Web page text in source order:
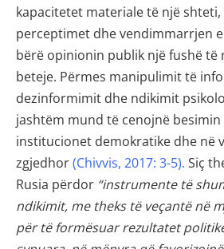
kapacitetet materiale të një
perceptimet dhe vendimmarrjen
bërë opinionin publik një fushë të
beteje. Përmes manipulimit të
dezinformimit dhe ndikimit
jashtëm mund të cenojnë
institucionet demokratike dhe në
zgjedhor(Chivvis, 2017: 3-5). Siç
Rusia përdor “instrumente të
ndikimit, me theks të veçantë në
për të formësuar rezultatet